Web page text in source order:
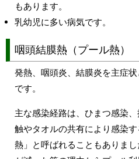
もあります。
乳幼児に多い病気です。
咽頭結膜熱（プール熱）
発熱、咽頭炎、結膜炎を主症
です。
主な感染経路は、ひまつ感染
触やタオルの共有により感染
熱」と呼ばれることもありま